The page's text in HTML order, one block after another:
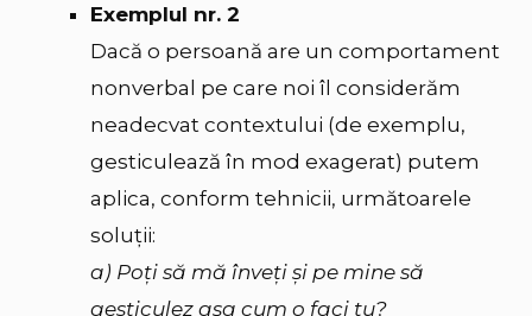
Exemplul nr. 2
Dacă o persoană are un comportament
nonverbal pe care noi îl considerăm
neadecvat contextului (de exemplu,
gesticulează în mod exagerat) putem
aplica, conform tehnicii, următoarele
soluții:
a) Poți să mă înveți și pe mine să
gesticulez așa cum o faci tu?